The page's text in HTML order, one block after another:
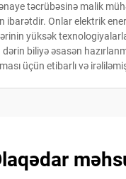
təcrübəsinə malik
ibarətdir. Onlar elektrik
yüksək
biliyə əsasən
üçün etibarlı və